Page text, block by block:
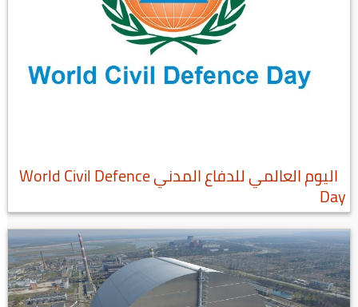
اليوم العالمي للدفاع المدني World Civil Defence
Day